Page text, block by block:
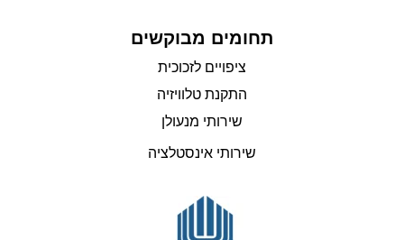
תחומים מבוקשים
ציפויים לזכוכית
התקנת טלוויזיה
שירותי מנעולן
שירותי אינסטלציה